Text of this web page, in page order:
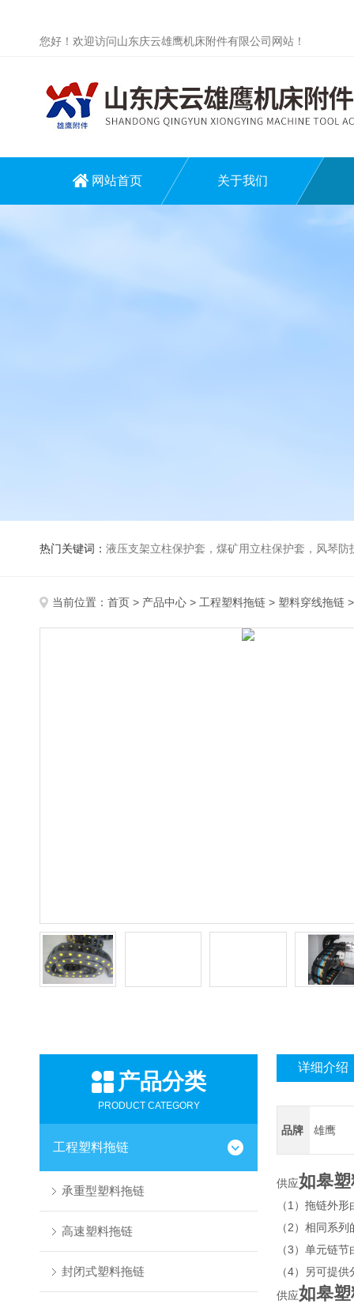
您好！欢迎访问山东庆云雄鹰机床附件有限公司网站！
网站首页 关于我们
热门关键词： 液压支架立柱保护套，煤矿用立柱保护套，风琴
当前位置： 首页 > 产品中心 > 工程塑料拖链 > 塑料穿线拖链
产品分类
PRODUCT CATEGORY
工程塑料拖链
承重型塑料拖链
高速塑料拖链
封闭式塑料拖链
详细介绍
品牌 雄鹰
供应如皋
（1）拖链外
（2）相同系
（3）单元链
（4）另可提
供应如皋